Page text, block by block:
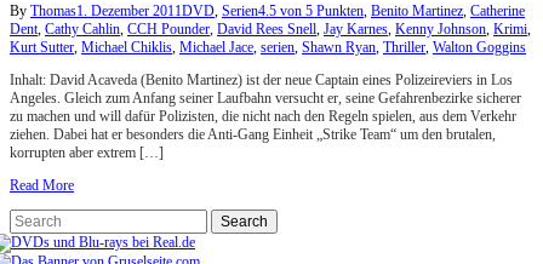
By Thomas1. Dezember 2011DVD, Serien4.5 von 5 Punkten, Benito Martinez, Catherine
Dent, Cathy Cahlin, CCH Pounder, David Rees Snell, Jay Karnes, Kenny Johnson, Krimi,
Kurt Sutter, Michael Chiklis, Michael Jace, serien, Shawn Ryan, Thriller, Walton Goggins
Inhalt: David Acaveda (Benito Martinez) ist der neue Captain eines Polizeireviers in Los
Angeles. Gleich zum Anfang seiner Laufbahn versucht er, seine Gefahrenbezirke sicherer
zu machen und will dafür Polizisten, die nicht nach den Regeln spielen, aus dem Verkehr
ziehen. Dabei hat er besonders die Anti-Gang Einheit „Strike Team“ um den brutalen,
korrupten aber extrem […]
Read More